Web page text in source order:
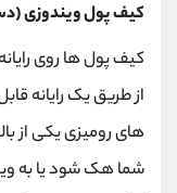
کیف پول ویندوزی
کیف پول ها روی
از طریق یک رایانه
های رومیزی یکی از
شما هک شود یا به